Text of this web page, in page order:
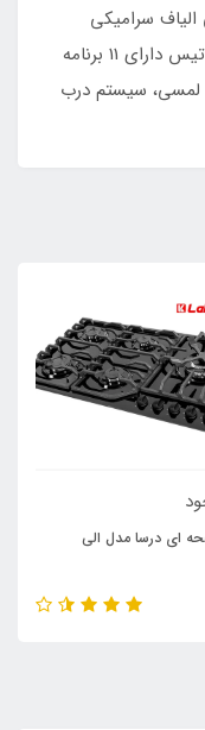
سرامیکی
است. از دیگر ویژگی های فر DF-691 داتیس دارای 11 برنامه
لمسی، سیستم درب
ای درسا مدل الی